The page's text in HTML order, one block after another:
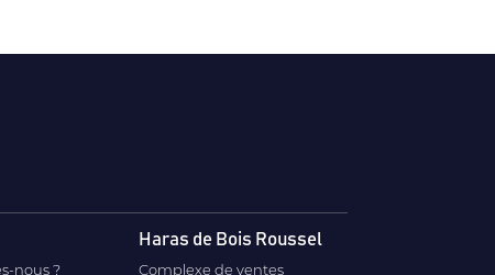
nous ?
Haras de Bois Roussel
Complexe de ventes